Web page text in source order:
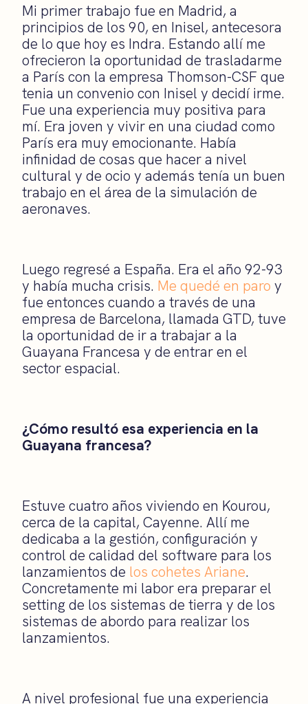
Mi primer trabajo fue en Madrid, a
principios de los 90, en Inisel, antecesora
de lo que hoy es Indra. Estando allí me
ofrecieron la oportunidad de trasladarme
a París con la empresa Thomson-CSF que
tenia un convenio con Inisel y decidí irme.
Fue una experiencia muy positiva para
mí. Era joven y vivir en una ciudad como
París era muy emocionante. Había
infinidad de cosas que hacer a nivel
cultural y de ocio y además tenía un buen
trabajo en el área de la simulación de
aeronaves.
Luego regresé a España. Era el año 92-93
y había mucha crisis. Me quedé en paro y
fue entonces cuando a través de una
empresa de Barcelona, llamada GTD, tuve
la oportunidad de ir a trabajar a la
Guayana Francesa y de entrar en el
sector espacial.
¿Cómo resultó esa experiencia en la
Guayana francesa?
Estuve cuatro años viviendo en Kourou,
cerca de la capital, Cayenne. Allí me
dedicaba a la gestión, configuración y
control de calidad del software para los
lanzamientos de los cohetes Ariane.
Concretamente mi labor era preparar el
setting de los sistemas de tierra y de los
sistemas de abordo para realizar los
lanzamientos.
A nivel profesional fue una experiencia